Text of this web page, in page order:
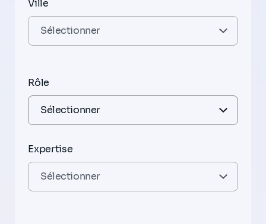
Ville
Rôle
Expertise